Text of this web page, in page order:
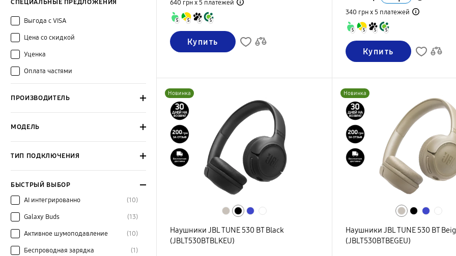
СПЕЦИАЛЬНЫЕ ПРЕДЛОЖЕНИЯ
Выгода с VISA
Цена со скидкой
Уценка
Оплата частями
ПРОИЗВОДИТЕЛЬ
МОДЕЛЬ
ТИП ПОДКЛЮЧЕНИЯ
БЫСТРЫЙ ВЫБОР
AI интегрированно
(10)
Galaxy Buds (13)
Активное шумоподавление (10)
Беспроводная зарядка (1)
640 грн х 5 платежей
5 5 5 5
Купить
340 грн х 5 платежей
5 5 5 5
Купить
Новинка
Наушники JBL TUNE 530 BT Black
(JBLT530BTBLKEU)
Новинка
Наушники JBL TUNE 530 BT
(JBLT530BTBEGEU)